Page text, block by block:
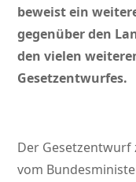
beweist ein
gegenüber den
den vielen
Gesetzentwurfes.
Der
vom